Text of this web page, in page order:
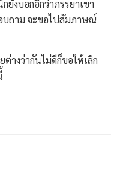
ยังบอกอีกว่าภรรยาเขา
บถาม จะขอไปสัมภาษณ์
ต่างว่ากันไม่ดีก็ขอให้เลิก